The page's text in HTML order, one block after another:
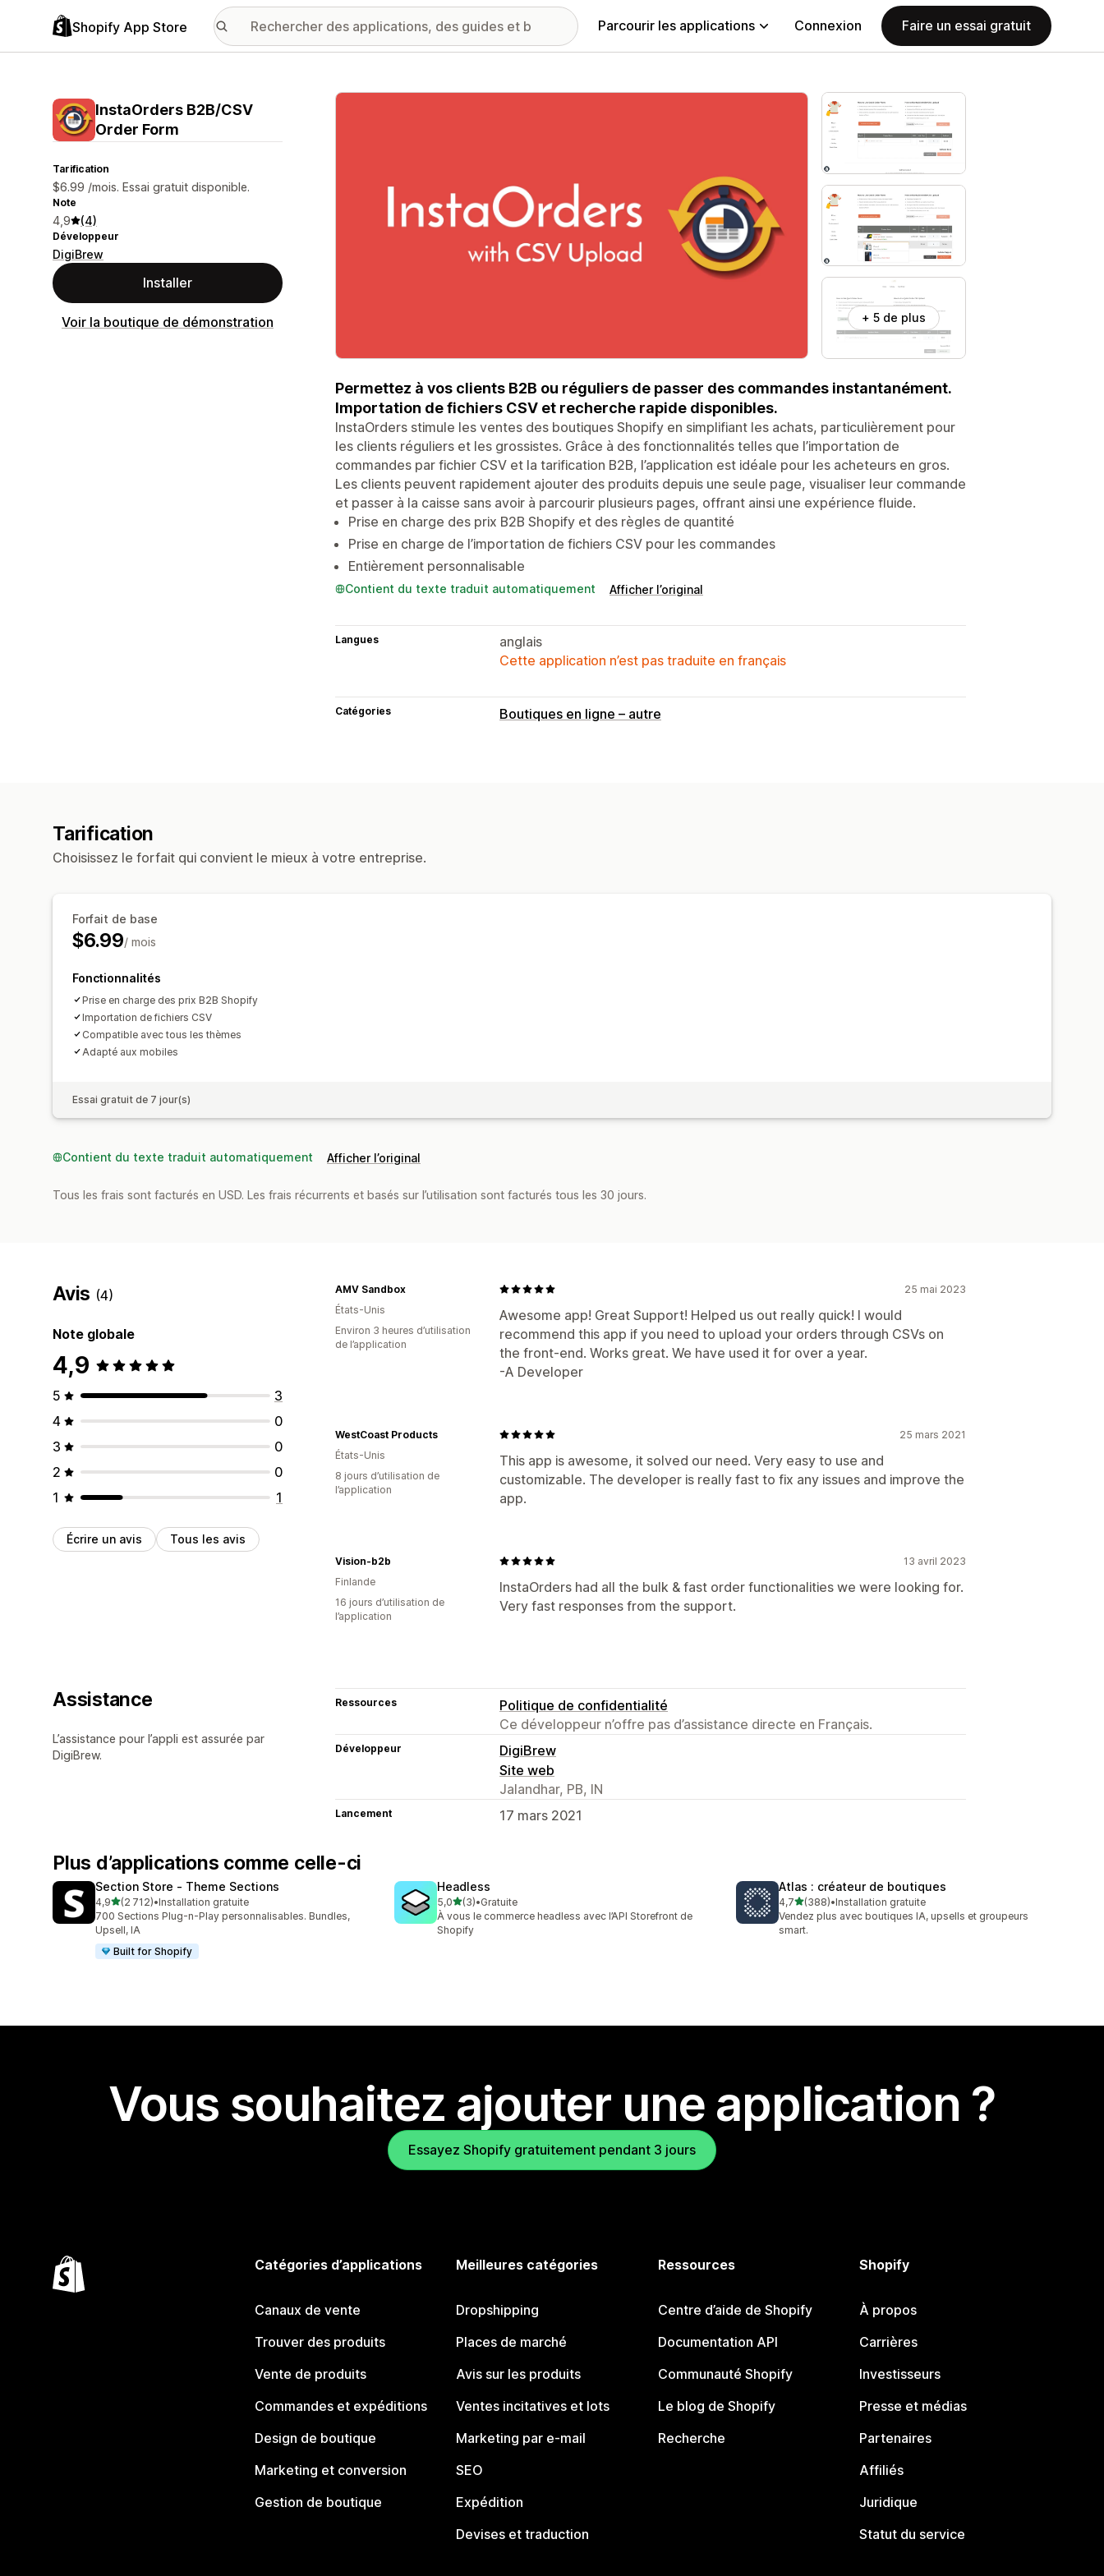
Shopify App Store Parcourir les applications Connexion Faire un essai gratuit
InstaOrders B2B/CSV
Order Form
Tarification
$6.99 /mois. Essai gratuit disponible.
Note
4,9 (4)
Développeur
DigiBrew
Installer
Voir la boutique de démonstration
Galerie d’images vedette
+ 5 de plus
Permettez à vos clients B2B ou réguliers de passer des commandes instantanément.
Importation de fichiers CSV et recherche rapide disponibles.
InstaOrders stimule les ventes des boutiques Shopify en simplifiant les achats, particulièrement pour
les clients réguliers et les grossistes. Grâce à des fonctionnalités telles que l’importation de
commandes par fichier CSV et la tarification B2B, l’application est idéale pour les acheteurs en gros.
Les clients peuvent rapidement ajouter des produits depuis une seule page, visualiser leur commande
et passer à la caisse sans avoir à parcourir plusieurs pages, offrant ainsi une expérience fluide.
Prise en charge des prix B2B Shopify et des règles de quantité
Prise en charge de l’importation de fichiers CSV pour les commandes
Entièrement personnalisable
Contient du texte traduit automatiquement Afficher l’original
Langues
anglais
Cette application n’est pas traduite en français
Catégories Boutiques en ligne – autre
Tarification
Choisissez le forfait qui convient le mieux à votre entreprise.
Forfait de base
$6.99/ mois
Fonctionnalités
Prise en charge des prix B2B Shopify
Importation de fichiers CSV
Compatible avec tous les thèmes
Adapté aux mobiles
Essai gratuit de 7 jour(s)
Contient du texte traduit automatiquement Afficher l’original
Tous les frais sont facturés en USD. Les frais récurrents et basés sur l’utilisation sont facturés tous les 30 jours.
Avis (4)
Note globale
4,9
5
3
4
0
3
0
2
0
1
1
Écrire un avis Tous les avis
25 mai 2023
Awesome app! Great Support! Helped us out really quick! I would
recommend this app if you need to upload your orders through CSVs on
the front-end. Works great. We have used it for over a year.
-A Developer
AMV Sandbox
États-Unis
Environ 3 heures d’utilisation
de l’application
25 mars 2021
This app is awesome, it solved our need. Very easy to use and
customizable. The developer is really fast to fix any issues and improve the
app.
WestCoast Products
États-Unis
8 jours d’utilisation de
l’application
13 avril 2023
InstaOrders had all the bulk & fast order functionalities we were looking for.
Very fast responses from the support.
Vision-b2b
Finlande
16 jours d’utilisation de
l’application
Assistance
L’assistance pour l’appli est assurée par
DigiBrew.
Ressources
Politique de confidentialité
Ce développeur n’offre pas d’assistance directe en Français.
Développeur
DigiBrew
Site web
Jalandhar, PB, IN
Lancement 17 mars 2021
Plus d’applications comme celle-ci
Section Store ‑ Theme Sections
4,9étoile(s) sur 5
(2 712)
2712 avis au total
•Installation gratuite
700 Sections Plug-n-Play personnalisables. Bundles,
Upsell, IA
Built for Shopify
Headless
5,0étoile(s) sur 5
(3)
3 avis au total
•Gratuite
À vous le commerce headless avec l’API Storefront de
Shopify
Atlas : créateur de boutiques
4,7étoile(s) sur 5
(388)
388 avis au total
•Installation gratuite
Vendez plus avec boutiques IA, upsells et groupeurs
smart.
Vous souhaitez ajouter une application ?
Essayez Shopify gratuitement pendant 3 jours
Catégories d’applications
Canaux de vente
Trouver des produits
Vente de produits
Commandes et expéditions
Design de boutique
Marketing et conversion
Gestion de boutique
Meilleures catégories
Dropshipping
Places de marché
Avis sur les produits
Ventes incitatives et lots
Marketing par e-mail
SEO
Expédition
Devises et traduction
Ressources
Centre d’aide de Shopify
Documentation API
Communauté Shopify
Le blog de Shopify
Recherche
Shopify
À propos
Carrières
Investisseurs
Presse et médias
Partenaires
Affiliés
Juridique
Statut du service